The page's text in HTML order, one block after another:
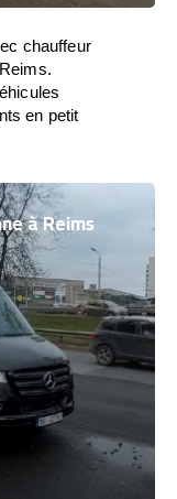
chauffeur
en petit
à Reims